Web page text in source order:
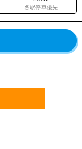
各駅停車優先